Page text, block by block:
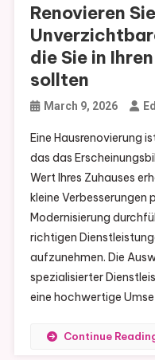
Renovieren
die Sie in
sollten
March 9, 2026
Eine Hausrenovierung
das das
Wert Ihres Zuhauses
kleine Verbesserungen
Modernisierung
richtigen
aufzunehmen. Die
spezialisierter
eine hochwertige
Continue